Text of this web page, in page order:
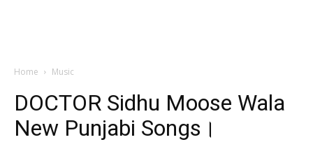
Home Music
DOCTOR Sidhu Moose Wala
New Punjabi Songs।